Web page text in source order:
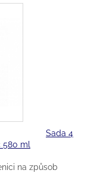
Sada 4
580 ml
na způsob